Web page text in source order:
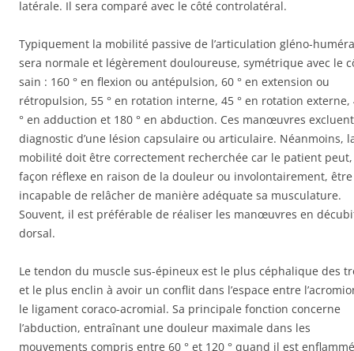
latérale. Il sera comparé avec le côté controlatéral.
Typiquement la mobilité passive de l’articulation gléno-
sera normale et légèrement douloureuse, symétrique avec le
sain : 160 ° en flexion ou antépulsion, 60 ° en extension ou
rétropulsion, 55 ° en rotation interne, 45 ° en rotation externe,
° en adduction et 180 ° en abduction. Ces manœuvres
diagnostic d’une lésion capsulaire ou articulaire. Néanmoins,
mobilité doit être correctement recherchée car le patient
façon réflexe en raison de la douleur ou involontairement, être
incapable de relâcher de manière adéquate sa musculature.
Souvent, il est préférable de réaliser les manœuvres en
dorsal.
Le tendon du muscle sus-épineux est le plus céphalique des
et le plus enclin à avoir un conflit dans l’espace entre
le ligament coraco-acromial. Sa principale fonction concerne
l’abduction, entraînant une douleur maximale dans les
mouvements compris entre 60 ° et 120 ° quand il est